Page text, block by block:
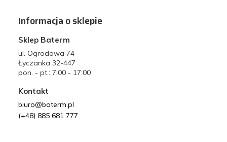
Informacja o sklepie
Sklep Baterm
ul. Ogrodowa 74
Łyczanka 32-447
pon. - pt.: 7:00 - 17:00
Kontakt
biuro@baterm.pl
(+48) 885 681 777